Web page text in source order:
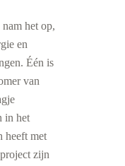
het op,
en
Één is
van
in het
heeft met
zijn